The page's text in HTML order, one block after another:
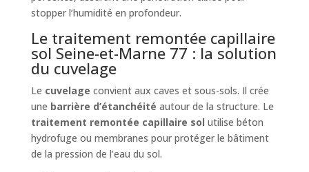
stopper l’humidité en profondeur.
Le traitement remontée capillaire
sol Seine-et-Marne 77 : la solution
du cuvelage
Le cuvelage convient aux caves et sous-sols. Il crée
une barrière d’étanchéité autour de la structure. Le
traitement remontée capillaire sol utilise béton
hydrofuge ou membranes pour protéger le bâtiment
de la pression de l’eau du sol.